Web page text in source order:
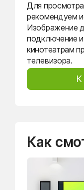
Для
рекомендуем
Изображение
подключение
кинотеатрам
телевизора.
К
Как